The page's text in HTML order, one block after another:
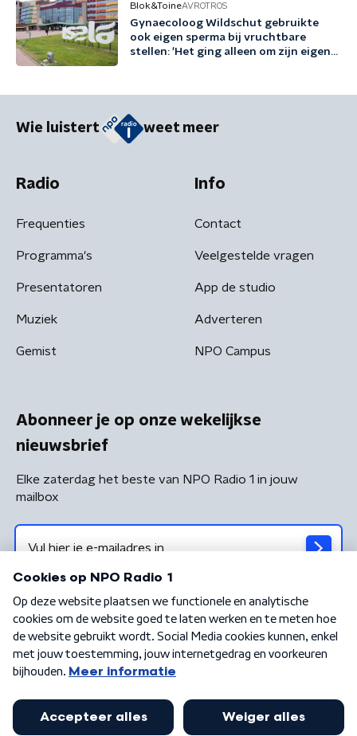
Blok&ToineAVROTROS
Gynaecoloog Wildschut gebruikte
ook eigen sperma bij vruchtbare
stellen: 'Het ging alleen om zijn eigen
Wie luistert weet meer
Radio
Frequenties
Programma's
Presentatoren
Muziek
Gemist
Info
Contact
Veelgestelde vragen
App de studio
Adverteren
NPO Campus
Abonneer je op onze wekelijkse
nieuwsbrief
Elke zaterdag het beste van NPO Radio 1 in jouw
mailbox
Algemene voorwaarden